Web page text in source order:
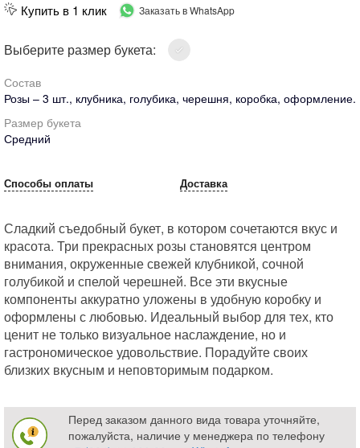
Купить в 1 клик Заказать в WhatsApp
Выберите размер букета:
Состав
Розы – 3 шт., клубника, голубика, черешня, коробка, оформление.
Размер букета
Средний
Способы оплаты Доставка
Сладкий съедобный букет, в котором сочетаются вкус и
красота. Три прекрасных розы становятся центром
внимания, окруженные свежей клубникой, сочной
голубикой и спелой черешней. Все эти вкусные
компоненты аккуратно уложены в удобную коробку и
оформлены с любовью. Идеальный выбор для тех, кто
ценит не только визуальное наслаждение, но и
гастрономическое удовольствие. Порадуйте своих
близких вкусным и неповторимым подарком.
Перед заказом данного вида товара уточняйте,
пожалуйста, наличие у менеджера по телефону